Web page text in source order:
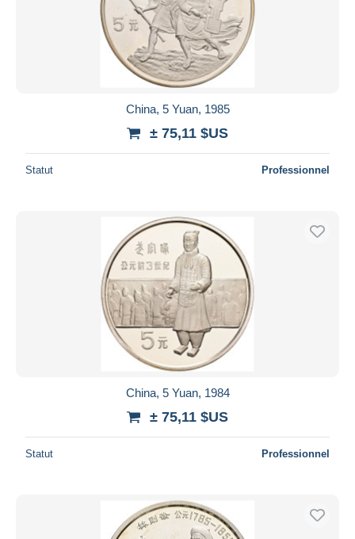
China, 5 Yuan, 1985
± 75,11 $US
Statut Professionnel
China, 5 Yuan, 1984
± 75,11 $US
Statut Professionnel